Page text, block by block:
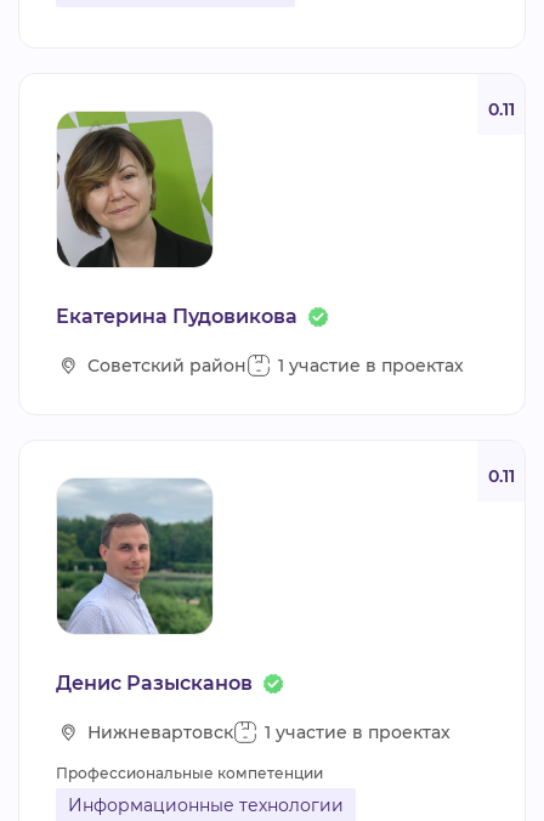
0.11
Екатерина Пудовикова
Советский район 1 участие в проектах
0.11
Денис Разысканов
Нижневартовск 1 участие в проектах
Профессиональные компетенции
Информационные технологии